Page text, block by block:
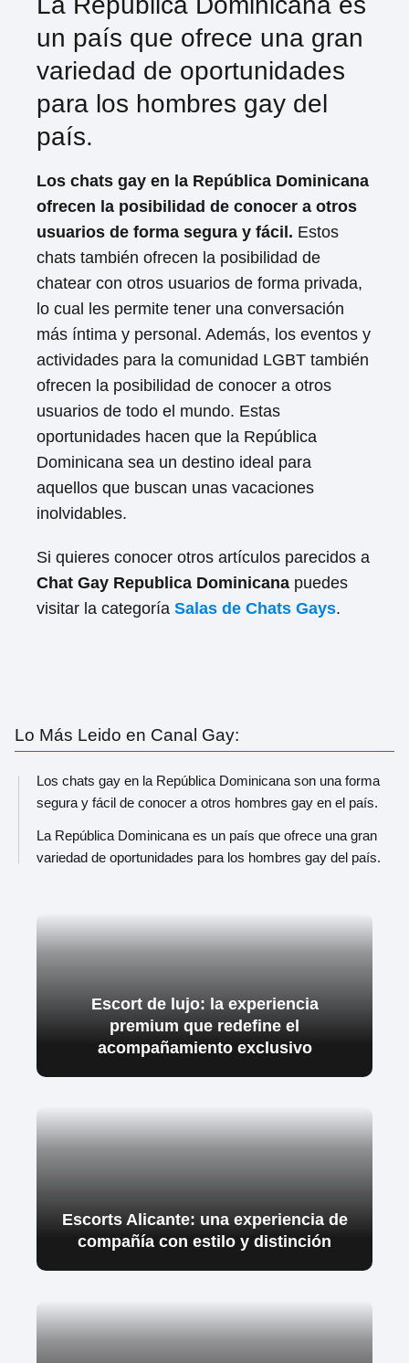
un país que ofrece una gran
variedad de oportunidades
para los hombres gay del
país.
Los chats gay en la República Dominicana
ofrecen la posibilidad de conocer a otros
usuarios de forma segura y fácil. Estos
chats también ofrecen la posibilidad de
chatear con otros usuarios de forma privada,
lo cual les permite tener una conversación
más íntima y personal. Además, los eventos y
actividades para la comunidad LGBT también
ofrecen la posibilidad de conocer a otros
usuarios de todo el mundo. Estas
oportunidades hacen que la República
Dominicana sea un destino ideal para
aquellos que buscan unas vacaciones
inolvidables.
Si quieres conocer otros artículos parecidos a
Chat Gay Republica Dominicana puedes
visitar la categoría Salas de Chats Gays.
Lo Más Leido en Canal Gay:
Los chats gay en la República Dominicana son una forma
segura y fácil de conocer a otros hombres gay en el país.
La República Dominicana es un país que ofrece una gran
variedad de oportunidades para los hombres gay del país.
Escort de lujo: la experiencia
premium que redefine el
acompañamiento exclusivo
Escorts Alicante: una experiencia de
compañía con estilo y distinción